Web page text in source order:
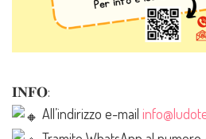
𝐈𝐍𝐅𝐎:
All’indirizzo e-mail